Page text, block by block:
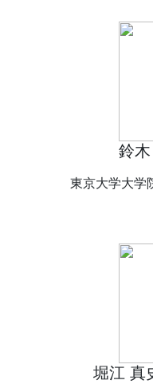
鈴
東京大学大学
堀江 真